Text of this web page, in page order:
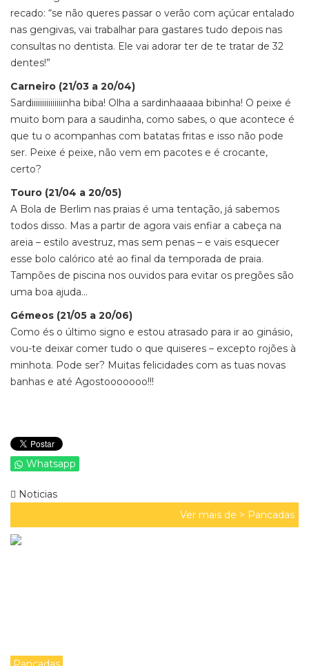
recado: “se não queres passar o verão com açúcar entalado
nas gengivas, vai trabalhar para gastares tudo depois nas
consultas no dentista. Ele vai adorar ter de te tratar de 32
dentes!”
Carneiro (21/03 a 20/04)
Sardiiiiiiiiiiiiiiinha biba! Olha a sardinhaaaaa bibinha! O peixe é
muito bom para a saudinha, como sabes, o que acontece é
que tu o acompanhas com batatas fritas e isso não pode
ser. Peixe é peixe, não vem em pacotes e é crocante,
certo?
Touro (21/04 a 20/05)
A Bola de Berlim nas praias é uma tentação, já sabemos
todos disso. Mas a partir de agora vais enfiar a cabeça na
areia – estilo avestruz, mas sem penas – e vais esquecer
esse bolo calórico até ao final da temporada de praia.
Tampões de piscina nos ouvidos para evitar os pregões são
uma boa ajuda…
Gémeos (21/05 a 20/06)
Como és o último signo e estou atrasado para ir ao ginásio,
vou-te deixar comer tudo o que quiseres – excepto rojões à
minhota. Pode ser? Muitas felicidades com as tuas novas
banhas e até Agostooooooo!!!
Whatsapp
Noticias
Ver mais de > Pancadas